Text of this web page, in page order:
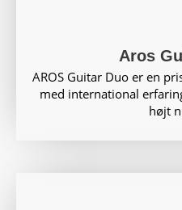
Aros
AROS Guitar Duo er en
med international
højt